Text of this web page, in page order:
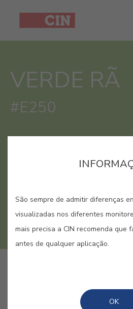
Cor
Verde
VERDE RÃ
#E250
São sempre de admitir diferenças
visualizadas nos diferentes
mais precisa a CIN recomenda que
antes de qualquer aplicação.
OK